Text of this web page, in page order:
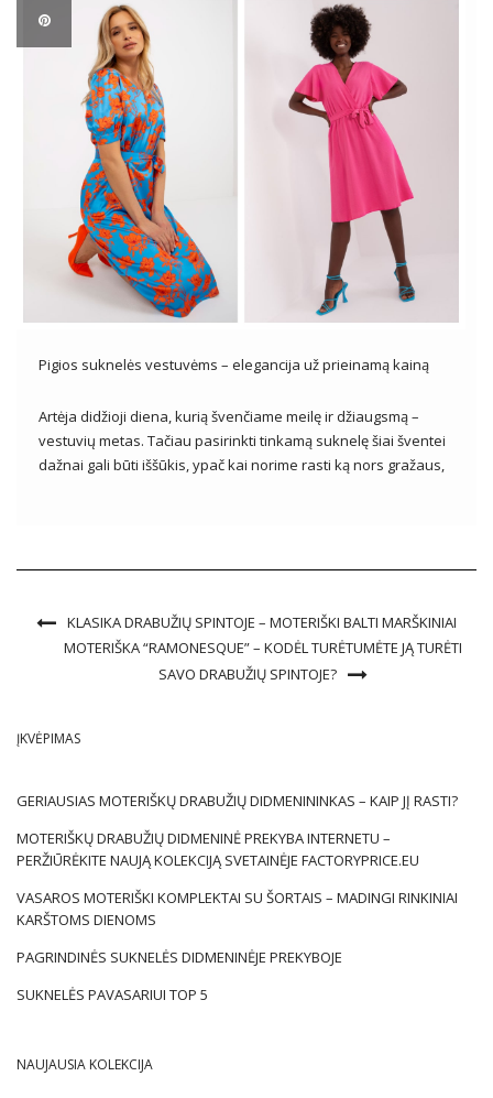
Pigios suknelės vestuvėms – elegancija už prieinamą kainą
Artėja didžioji diena, kurią švenčiame meilę ir džiaugsmą –
vestuvių metas. Tačiau pasirinkti tinkamą suknelę šiai šventei
dažnai gali būti iššūkis, ypač kai norime rasti ką nors gražaus,
KLASIKA DRABUŽIŲ SPINTOJE – MOTERIŠKI BALTI MARŠKINIAI
MOTERIŠKA “RAMONESQUE” – KODĖL TURĖTUMĖTE JĄ TURĖTI
SAVO DRABUŽIŲ SPINTOJE?
ĮKVĖPIMAS
GERIAUSIAS MOTERIŠKŲ DRABUŽIŲ DIDMENININKAS – KAIP JĮ RASTI?
MOTERIŠKŲ DRABUŽIŲ DIDMENINĖ PREKYBA INTERNETU –
PERŽIŪRĖKITE NAUJĄ KOLEKCIJĄ SVETAINĖJE FACTORYPRICE.EU
VASAROS MOTERIŠKI KOMPLEKTAI SU ŠORTAIS – MADINGI RINKINIAI
KARŠTOMS DIENOMS
PAGRINDINĖS SUKNELĖS DIDMENINĖJE PREKYBOJE
SUKNELĖS PAVASARIUI TOP 5
NAUJAUSIA KOLEKCIJA